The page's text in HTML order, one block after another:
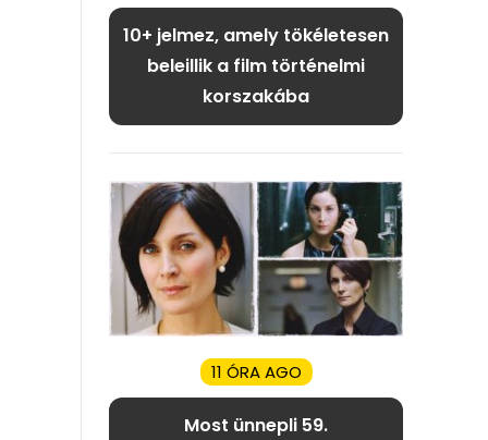
10+ jelmez, amely tökéletesen
beleillik a film történelmi
korszakába
11 ÓRA AGO
Most ünnepli 59.